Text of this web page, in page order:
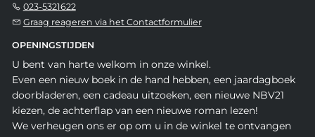
023-5321622
Graag reageren via het Contactformulier
OPENINGSTIJDEN
U bent van harte welkom in onze winkel.
Even een nieuw boek in de hand hebben, een jaardagboek
doorbladeren, een cadeau uitzoeken, een nieuwe NBV21
kiezen, de achterflap van een nieuwe roman lezen!
We verheugen ons er op om u in de winkel te ontvangen